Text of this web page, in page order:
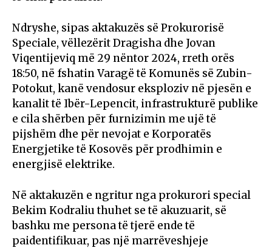
Ndryshe, sipas aktakuzës së Prokurorisë
Speciale, vëllezërit Dragisha dhe Jovan
Viqentijeviq më 29 nëntor 2024, rreth orës
18:50, në fshatin Varagë të Komunës së Zubin-
Potokut, kanë vendosur eksploziv në pjesën e
kanalit të Ibër-Lepencit, infrastrukturë publike
e cila shërben për furnizimin me ujë të
pijshëm dhe për nevojat e Korporatës
Energjetike të Kosovës për prodhimin e
energjisë elektrike.
Në aktakuzën e ngritur nga prokurori special
Bekim Kodraliu thuhet se të akuzuarit, së
bashku me persona të tjerë ende të
paidentifikuar, pas një marrëveshjeje